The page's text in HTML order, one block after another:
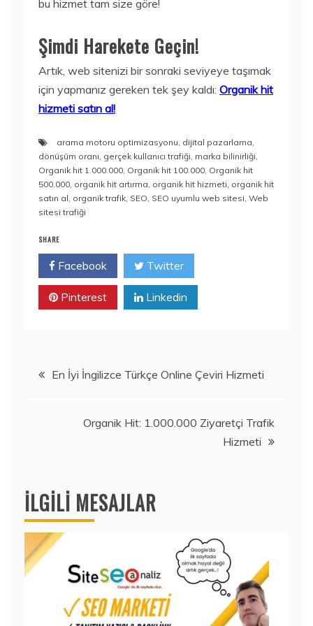
bu hizmet tam size göre!
Şimdi Harekete Geçin!
Artık, web sitenizi bir sonraki seviyeye taşımak
için yapmanız gereken tek şey kaldı: Organik hit
hizmeti satın al!
arama motoru optimizasyonu, dijital pazarlama,
dönüşüm oranı, gerçek kullanıcı trafiği, marka bilinirliği,
Organik hit 1.000.000, Organik hit 100.000, Organik hit
500.000, organik hit artırma, organik hit hizmeti, organik hit
satın al, organik trafik, SEO, SEO uyumlu web sitesi, Web
sitesi trafiği
SHARE
Facebook Twitter
Pinterest Linkedin
YazıEn İyi İngilizce Türkçe Online Çeviri Hizmeti
Organik Hit: 1.000.000 Ziyaretçi Trafik
Hizmeti
İLGILI MESAJLAR